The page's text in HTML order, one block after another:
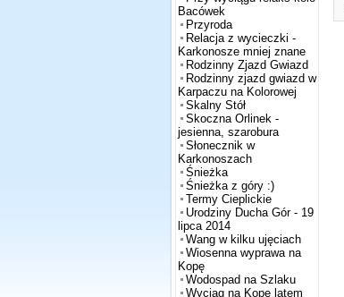
Bacówek
Przyroda
Relacja z wycieczki -
Karkonosze mniej znane
Rodzinny Zjazd Gwiazd
Rodzinny zjazd gwiazd w
Karpaczu na Kolorowej
Skalny Stół
Skoczna Orlinek -
jesienna, szarobura
Słonecznik w
Karkonoszach
Śnieżka
Śnieżka z góry :)
Termy Cieplickie
Urodziny Ducha Gór - 19
lipca 2014
Wang w kilku ujęciach
Wiosenna wyprawa na
Kopę
Wodospad na Szlaku
Wyciag na Kopę latem